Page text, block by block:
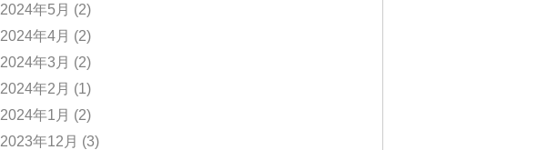
2024年5月 (2)
2024年4月 (2)
2024年3月 (2)
2024年2月 (1)
2024年1月 (2)
2023年12月 (3)